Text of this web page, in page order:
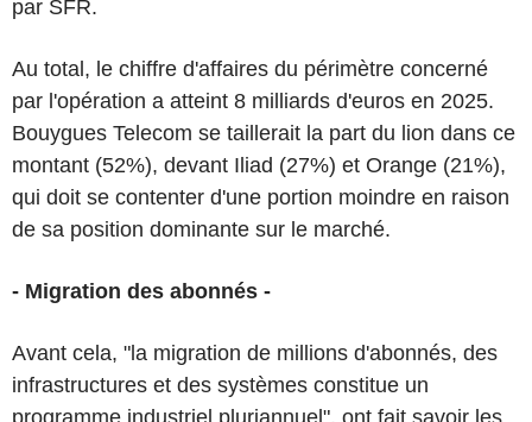
par SFR.
Au total, le chiffre d'affaires du périmètre concerné
par l'opération a atteint 8 milliards d'euros en 2025.
Bouygues Telecom se taillerait la part du lion dans ce
montant (52%), devant Iliad (27%) et Orange (21%),
qui doit se contenter d'une portion moindre en raison
de sa position dominante sur le marché.
- Migration des abonnés -
Avant cela, "la migration de millions d'abonnés, des
infrastructures et des systèmes constitue un
programme industriel pluriannuel", ont fait savoir les